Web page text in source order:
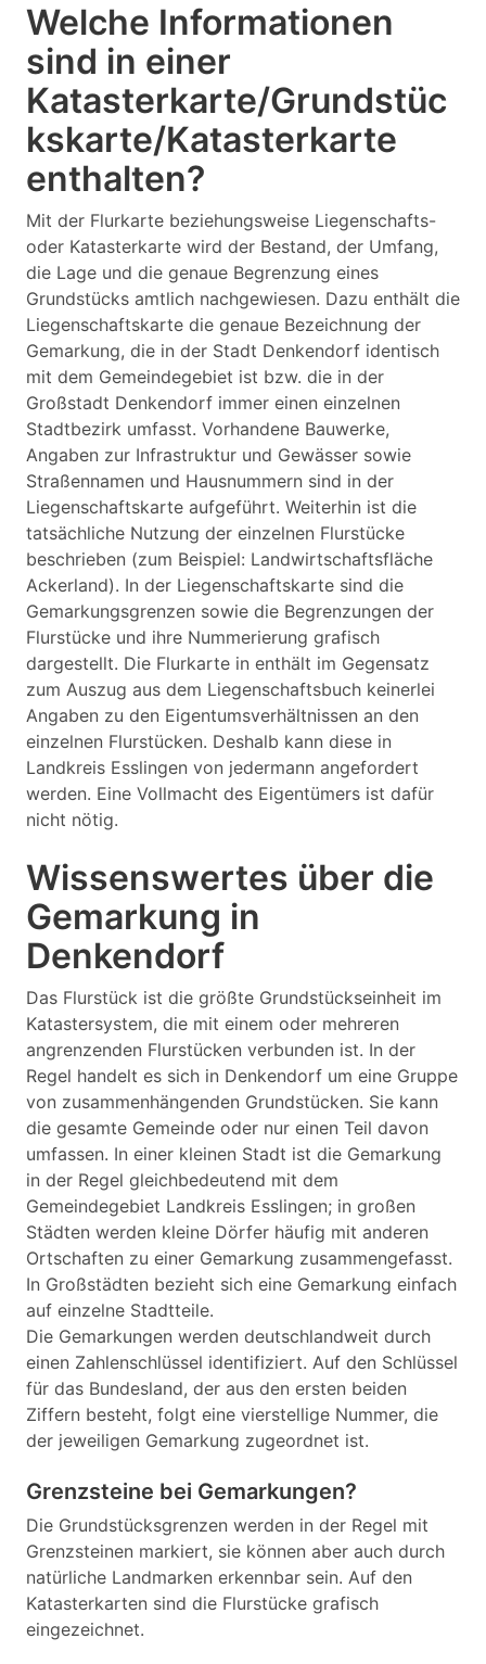
Welche Informationen
sind in einer
Katasterkarte/Grundstüc
kskarte/Katasterkarte
enthalten?
Mit der Flurkarte beziehungsweise Liegenschafts-
oder Katasterkarte wird der Bestand, der Umfang,
die Lage und die genaue Begrenzung eines
Grundstücks amtlich nachgewiesen. Dazu enthält die
Liegenschaftskarte die genaue Bezeichnung der
Gemarkung, die in der Stadt Denkendorf identisch
mit dem Gemeindegebiet ist bzw. die in der
Großstadt Denkendorf immer einen einzelnen
Stadtbezirk umfasst. Vorhandene Bauwerke,
Angaben zur Infrastruktur und Gewässer sowie
Straßennamen und Hausnummern sind in der
Liegenschaftskarte aufgeführt. Weiterhin ist die
tatsächliche Nutzung der einzelnen Flurstücke
beschrieben (zum Beispiel: Landwirtschaftsfläche
Ackerland). In der Liegenschaftskarte sind die
Gemarkungsgrenzen sowie die Begrenzungen der
Flurstücke und ihre Nummerierung grafisch
dargestellt. Die Flurkarte in enthält im Gegensatz
zum Auszug aus dem Liegenschaftsbuch keinerlei
Angaben zu den Eigentumsverhältnissen an den
einzelnen Flurstücken. Deshalb kann diese in
Landkreis Esslingen von jedermann angefordert
werden. Eine Vollmacht des Eigentümers ist dafür
nicht nötig.
Wissenswertes über die
Gemarkung in
Denkendorf
Das Flurstück ist die größte Grundstückseinheit im
Katastersystem, die mit einem oder mehreren
angrenzenden Flurstücken verbunden ist. In der
Regel handelt es sich in Denkendorf um eine Gruppe
von zusammenhängenden Grundstücken. Sie kann
die gesamte Gemeinde oder nur einen Teil davon
umfassen. In einer kleinen Stadt ist die Gemarkung
in der Regel gleichbedeutend mit dem
Gemeindegebiet Landkreis Esslingen; in großen
Städten werden kleine Dörfer häufig mit anderen
Ortschaften zu einer Gemarkung zusammengefasst.
In Großstädten bezieht sich eine Gemarkung einfach
auf einzelne Stadtteile.
Die Gemarkungen werden deutschlandweit durch
einen Zahlenschlüssel identifiziert. Auf den Schlüssel
für das Bundesland, der aus den ersten beiden
Ziffern besteht, folgt eine vierstellige Nummer, die
der jeweiligen Gemarkung zugeordnet ist.
Grenzsteine bei Gemarkungen?
Die Grundstücksgrenzen werden in der Regel mit
Grenzsteinen markiert, sie können aber auch durch
natürliche Landmarken erkennbar sein. Auf den
Katasterkarten sind die Flurstücke grafisch
eingezeichnet.